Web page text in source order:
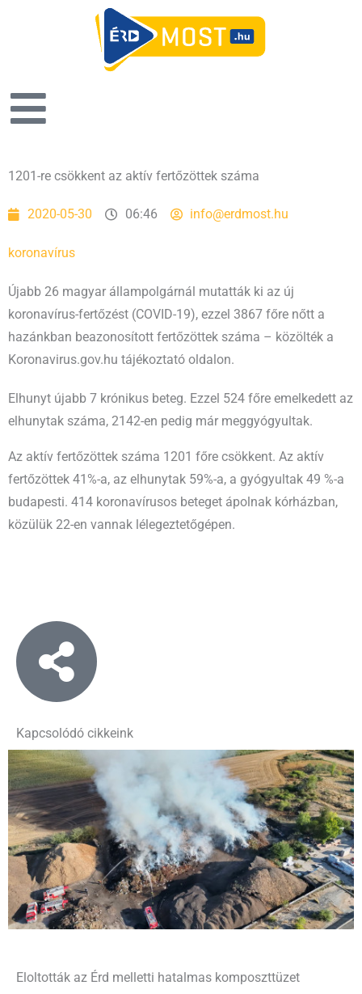
1201-re csökkent az aktív fertőzöttek száma
2020-05-30 06:46 info@erdmost.hu
koronavírus
Újabb 26 magyar állampolgárnál mutatták ki az új
koronavírus-fertőzést (COVID-19), ezzel 3867 főre nőtt a
hazánkban beazonosított fertőzöttek száma – közölték a
Koronavirus.gov.hu tájékoztató oldalon.
Elhunyt újabb 7 krónikus beteg. Ezzel 524 főre emelkedett az
elhunytak száma, 2142-en pedig már meggyógyultak.
Az aktív fertőzöttek száma 1201 főre csökkent. Az aktív
fertőzöttek 41%-a, az elhunytak 59%-a, a gyógyultak 49 %-a
budapesti. 414 koronavírusos beteget ápolnak kórházban,
közülük 22-en vannak lélegeztetőgépen.
Kapcsolódó cikkeink
Eloltották az Érd melletti hatalmas komposzttüzet